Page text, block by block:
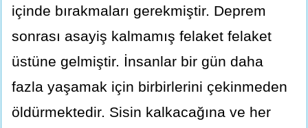
içinde bırakmaları gerekmiştir. Deprem
sonrası asayiş kalmamış felaket felaket
üstüne gelmiştir. İnsanlar bir gün daha
fazla yaşamak için birbirlerini çekinmeden
öldürmektedir. Sisin kalkacağına ve her